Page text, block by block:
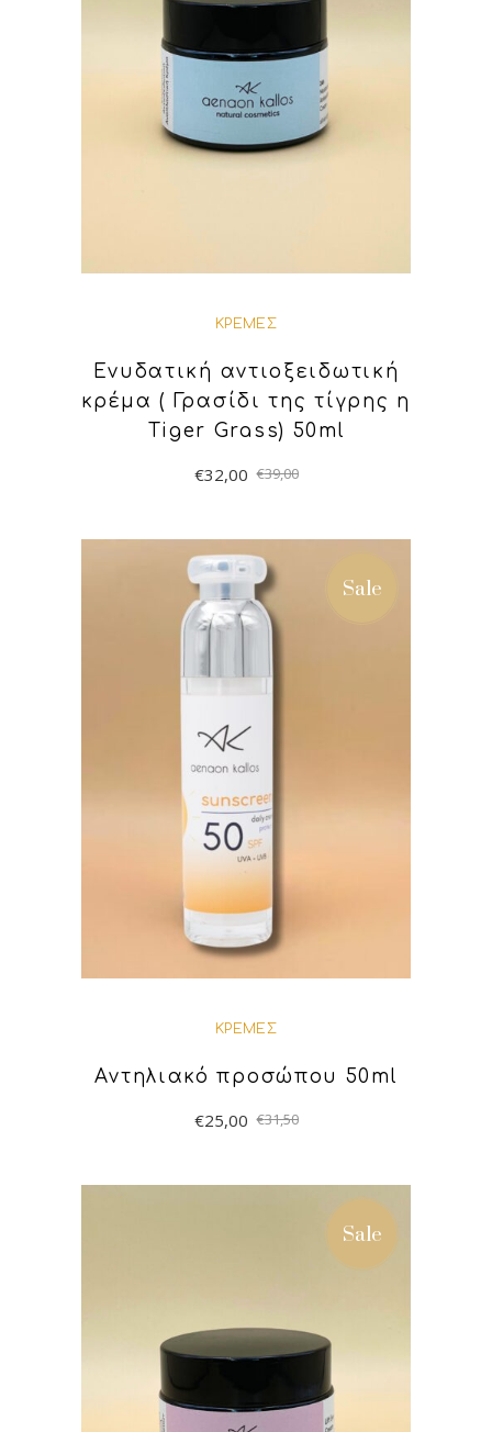
ΚΡΈΜΕΣ
Ενυδατική αντιοξειδωτική
κρέμα ( Γρασίδι της τίγρης η
Tiger Grass) 50ml
€39,00
€32,00
ΠΡΟΣΘΉΚΗ ΣΤΟ
ΚΑΛΆΘΙ
Sale
ΚΡΈΜΕΣ
Αντηλιακό προσώπου 50ml
€31,50
€25,00
Sale